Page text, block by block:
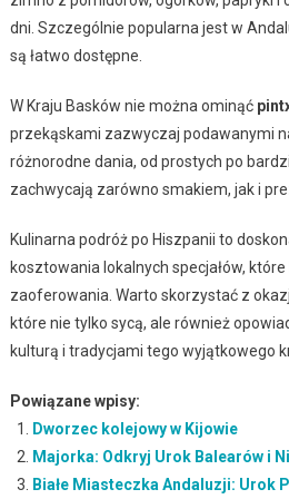
dni. Szczególnie popularna jest w
są łatwo dostępne.
W Kraju Basków nie można ominąć
przekąskami zazwyczaj podawanymi
różnorodne dania, od prostych po
zachwycają zarówno smakiem, jak i
Kulinarna podróż po Hiszpanii to
kosztowania lokalnych specjałów,
zaoferowania. Warto skorzystać z
które nie tylko sycą, ale również
kulturą i tradycjami tego wyjątkowego
Powiązane wpisy:
Dworzec kolejowy w Kijowie
Majorka: Odkryj Urok Balearów i
Białe Miasteczka Andaluzji: Urok